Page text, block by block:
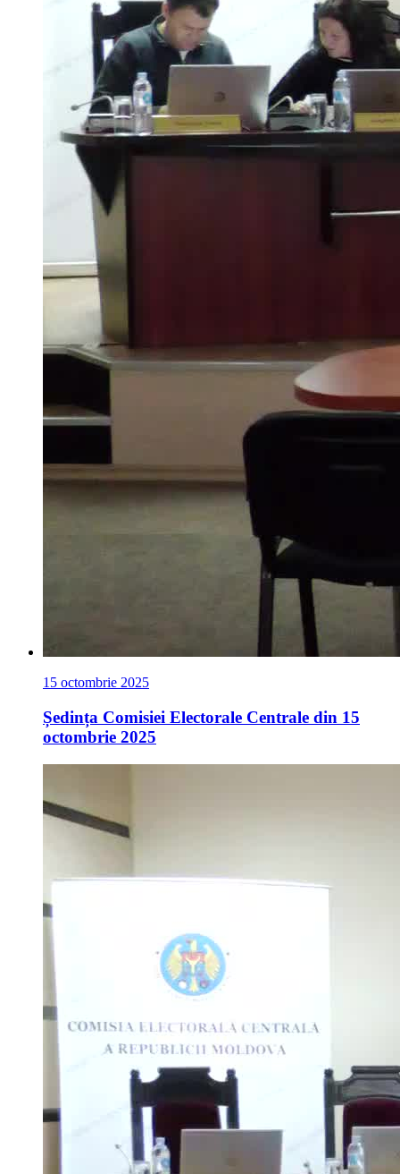
15 octombrie 2025
Ședința Comisiei Electorale Centrale din 15
octombrie 2025